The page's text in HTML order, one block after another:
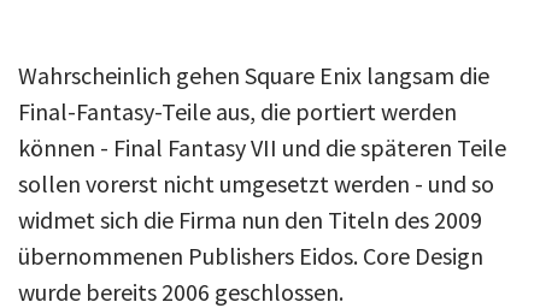
Wahrscheinlich gehen Square Enix langsam die
Final-Fantasy-Teile aus, die portiert werden
können - Final Fantasy VII und die späteren Teile
sollen vorerst nicht umgesetzt werden - und so
widmet sich die Firma nun den Titeln des 2009
übernommenen Publishers Eidos. Core Design
wurde bereits 2006 geschlossen.